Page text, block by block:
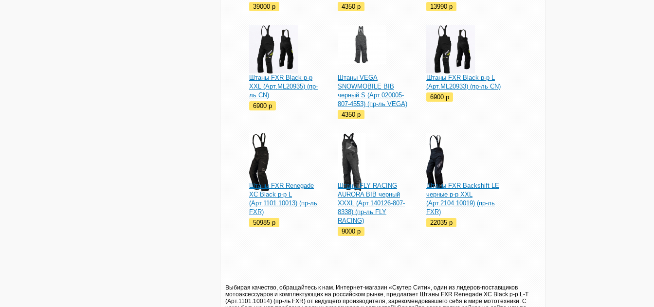
39000 p
4350 p
13990 p
Штаны FXR Black р-р
XXL (Арт.ML20935) (пр-
ль CN)
6900 p
Штаны VEGA
SNOWMOBILE BIB
черный S (Арт.020005-
807-4553) (пр-ль VEGA)
4350 p
Штаны FXR Black р-р L
(Арт.ML20933) (пр-ль CN)
6900 p
Штаны FXR Renegade
XC Black р-р L
(Арт.1101.10013) (пр-ль
FXR)
50985 p
Штаны FLY RACING
AURORA BIB черный
XXXL (Арт.140126-807-
8338) (пр-ль FLY
RACING)
9000 p
Штаны FXR Backshift LE
черные р-р XXL
(Арт.2104.10019) (пр-ль
FXR)
22035 p
Выбирая качество, обращайтесь к нам. Интернет-магазин «Скутер Сити», один из лидеров-поставщиков
мотоаксессуаров и комплектующих на российском рынке, предлагает Штаны FXR Renegade XC Black р-р L-T
(Арт.1101.10014) (пр-ль FXR) от ведущего производителя, зарекомендовавшего себя в мире мототехники. С